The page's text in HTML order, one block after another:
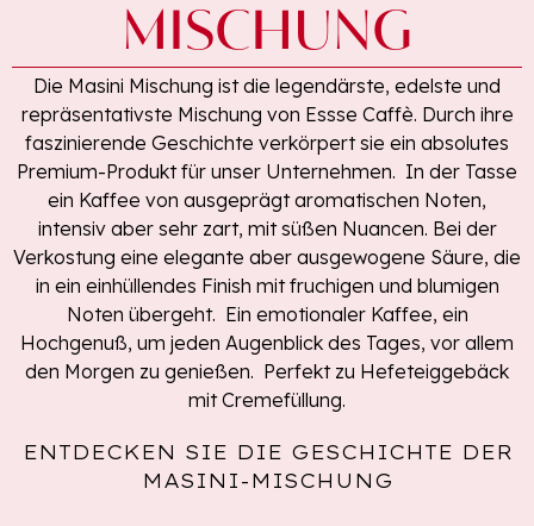
MISCHUNG
Die Masini Mischung ist die legendärste, edelste und
repräsentativste Mischung von Essse Caffè. Durch ihre
faszinierende Geschichte verkörpert sie ein absolutes
Premium-Produkt für unser Unternehmen. In der Tasse
ein Kaffee von ausgeprägt aromatischen Noten,
intensiv aber sehr zart, mit süßen Nuancen. Bei der
Verkostung eine elegante aber ausgewogene Säure, die
in ein einhüllendes Finish mit fruchigen und blumigen
Noten übergeht. Ein emotionaler Kaffee, ein
Hochgenuß, um jeden Augenblick des Tages, vor allem
den Morgen zu genießen. Perfekt zu Hefeteiggebäck
mit Cremefüllung.
ENTDECKEN SIE DIE GESCHICHTE DER
MASINI-MISCHUNG